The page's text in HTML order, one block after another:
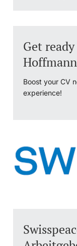
Get
Boost your CV
experience!